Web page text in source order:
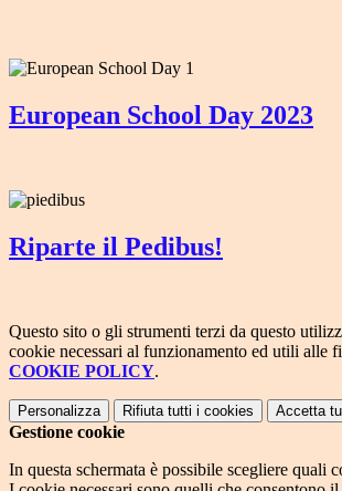
European School Day 2023
Riparte il Pedibus!
Questo sito o gli strumenti terzi da questo
cookie necessari al funzionamento ed utili alle
COOKIE POLICY.
Personalizza Rifiuta tutti i cookies Accetta
Gestione cookie
In questa schermata è possibile scegliere quali